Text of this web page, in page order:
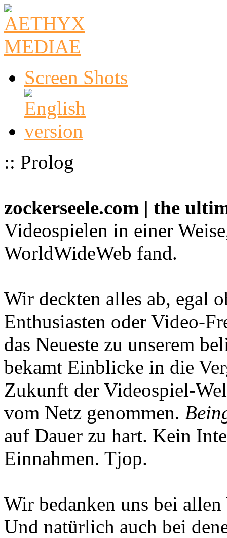
Screen Shots
:: Prolog
zockerseele.com | the
Videospielen in einer
WorldWideWeb fand.
Wir deckten alles ab, egal
Enthusiasten oder Video-
das Neueste zu unserem
bekamt Einblicke in die
Zukunft der Videospiel-
vom Netz genommen.
auf Dauer zu hart. Kein
Einnahmen. Tjop.
Wir bedanken uns bei
Und natürlich auch bei